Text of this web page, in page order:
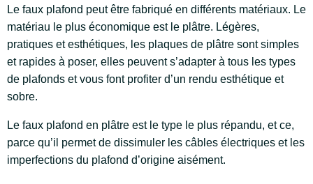
Le faux plafond peut être fabriqué en différents matériaux. Le
matériau le plus économique est le plâtre. Légères,
pratiques et esthétiques, les plaques de plâtre sont simples
et rapides à poser, elles peuvent s’adapter à tous les types
de plafonds et vous font profiter d’un rendu esthétique et
sobre.
Le faux plafond en plâtre est le type le plus répandu, et ce,
parce qu’il permet de dissimuler les câbles électriques et les
imperfections du plafond d’origine aisément.